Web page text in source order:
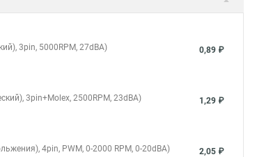
3pin, 5000RPM, 27dBA) 0,89 ₽
3pin+Molex, 2500RPM, 23dBA) 1,29 ₽
4pin, PWM, 0-2000 RPM, 0-20dBA) 2,05 ₽